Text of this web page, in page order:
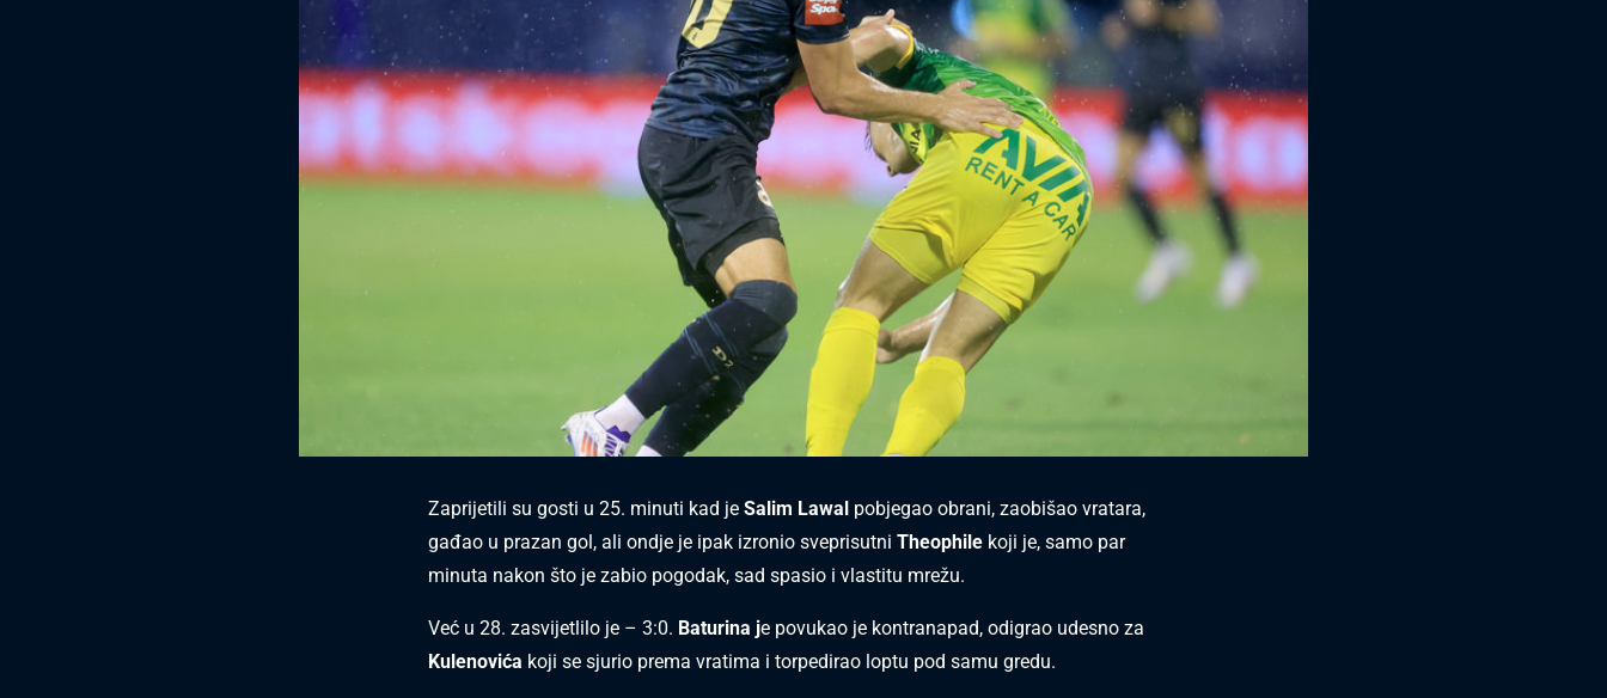
Zaprijetili su gosti u 25. minuti kad je Salim Lawal pobjegao obrani, zaobišao vratara,
gađao u prazan gol, ali ondje je ipak izronio sveprisutni Theophile koji je, samo par
minuta nakon što je zabio pogodak, sad spasio i vlastitu mrežu.
Već u 28. zasvijetlilo je – 3:0. Baturina je povukao je kontranapad, odigrao udesno za
Kulenovića koji se sjurio prema vratima i torpedirao loptu pod samu gredu.